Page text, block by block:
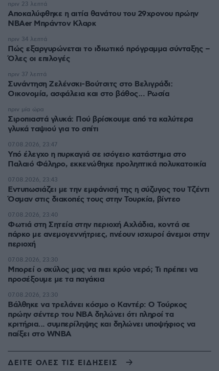
Αποκαλύφθηκε η αιτία θανάτου του 29χρονου πρώην
NBAer Μπράντον Κλαρκ
πριν 23 λεπτά
Πώς εξαργυρώνεται το ιδιωτικό πρόγραμμα σύνταξης –
Όλες οι επιλογές
πριν 34 λεπτά
Συνάντηση Ζελένσκι-Βούτσιτς στο Βελιγράδι:
Οικονομία, ασφάλεια και στο βάθος... Ρωσία
πριν 37 λεπτά
Σιροπιαστά γλυκά: Πού βρίσκουμε από τα καλύτερα
γλυκά ταψιού για το σπίτι
πριν μία ώρα
Υπό έλεγχο η πυρκαγιά σε ισόγειο κατάστημα στο
Παλαιό Φάληρο, εκκενώθηκε προληπτικά πολυκατοικία
07.08.2026, 23:47
Εντυπωσιάζει με την εμφάνισή της η σύζυγος του Τζέντι
Όσμαν στις διακοπές τους στην Τουρκία, βίντεο
07.08.2026, 23:43
Φωτιά στη Σητεία στην περιοχή Αχλάδια, κοντά σε
πάρκο με ανεμογεννήτριες, πνέουν ισχυροί άνεμοι στην
περιοχή
07.08.2026, 23:40
Μπορεί ο σκύλος μας να πιει κρύο νερό; Τι πρέπει να
προσέξουμε με τα παγάκια
07.08.2026, 23:30
Βάλθηκε να τρελάνει κόσμο ο Καντέρ: Ο Τούρκος
πρώην σέντερ του NBA δηλώνει ότι πληροί τα
κριτήρια... συμπερίληψης και δηλώνει υποψήφιος να
παίξει στο WNBA
07.08.2026, 23:30
ΔΕΙΤΕ ΟΛΕΣ ΤΙΣ ΕΙΔΗΣΕΙΣ